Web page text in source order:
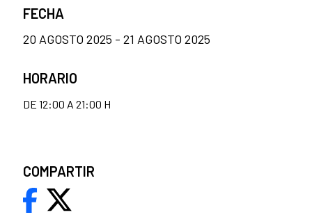
FECHA
20 AGOSTO 2025 - 21 AGOSTO 2025
HORARIO
DE 12:00 A 21:00 H
COMPARTIR